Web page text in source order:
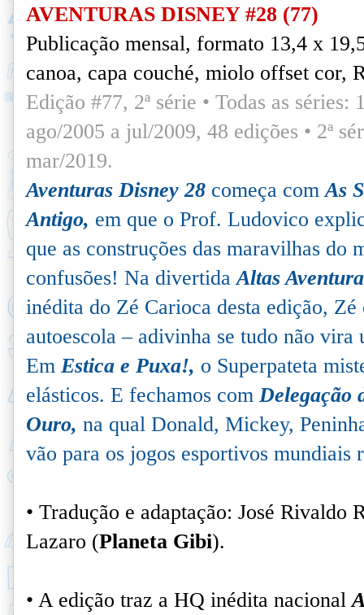
AVENTURAS DISNEY #28 (77)
Publicação mensal, formato 13,4 x
canoa, capa couché, miolo offset cor,
Edição #77, 2ª série • Todas as
ago/2005 a jul/2009, 48 edições • 2ª
mar/2019.
Aventuras Disney 28 começa comAs
Antigo, em que o Prof. Ludovico
que as construções das maravilhas do
confusões! Na divertidaAltas
inédita do Zé Carioca desta edição,
autoescola – adivinha se tudo não vira
Em Estica e Puxa!, o Superpateta
elásticos. E fechamos com Delegação
Ouro, na qual Donald, Mickey,
vão para os jogos esportivos mundiais
• Tradução e adaptação: José Rivaldo
Lazaro (Planeta Gibi).
• A edição traz a HQ inédita nacional